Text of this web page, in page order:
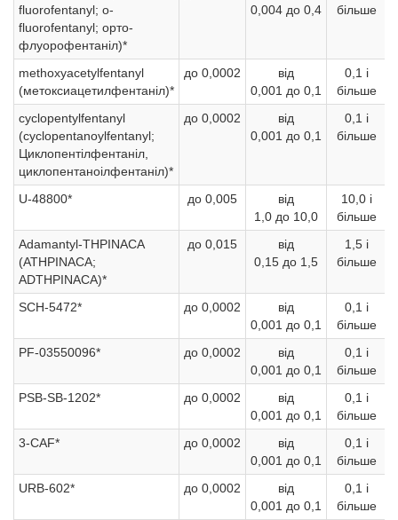
fluorofentanyl; o-
fluorofentanyl; орто-
флуорофентаніл)*
0,004 до 0,4
більше
methoxyacetylfentanyl
(метоксиацетилфентаніл)*
до 0,0002
від
0,001 до 0,1
0,1 і
більше
cyclopentylfentanyl
(cyclopentanoylfentanyl;
Циклопентілфентаніл,
циклопентаноілфентаніл)*
до 0,0002
від
0,001 до 0,1
0,1 і
більше
U-48800* до 0,005
від
1,0 до 10,0
10,0 і
більше
Adamantyl-THPINACA
(ATHPINACA;
ADTHPINACA)*
до 0,015
від
0,15 до 1,5
1,5 і
більше
SCH-5472* до 0,0002
від
0,001 до 0,1
0,1 і
більше
PF-03550096*
до 0,0002
від
0,001 до 0,1
0,1 і
більше
PSB-SB-1202*
до 0,0002
від
0,001 до 0,1
0,1 і
більше
3-CAF*
до 0,0002
від
0,001 до 0,1
0,1 і
більше
URB-602*
до 0,0002
від
0,001 до 0,1
0,1 і
більше